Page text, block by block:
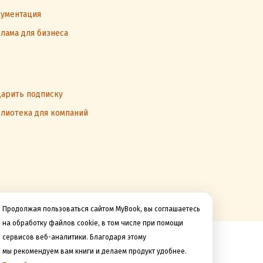
Продолжая пользоваться сайтом MyBook, вы соглашаетесь
на обработку файлов cookie, в том числе при помощи
сервисов веб-аналитики. Благодаря этому
мы рекомендуем вам книги и делаем продукт удобнее.
для бизнеса
подписку
для компаний